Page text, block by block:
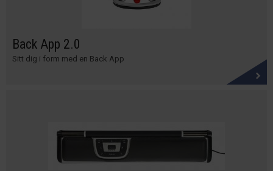
Back App 2.0
Sitt dig i form med en Back App